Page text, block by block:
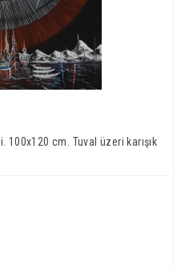
cm. Tuval üzeri karışık